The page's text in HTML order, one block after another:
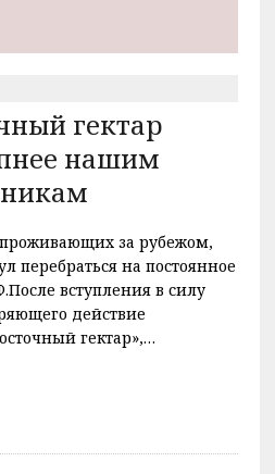
гектар
нашим
проживающих за рубежом,
перебраться на постоянное
вступления в силу
действие
гектар»,…